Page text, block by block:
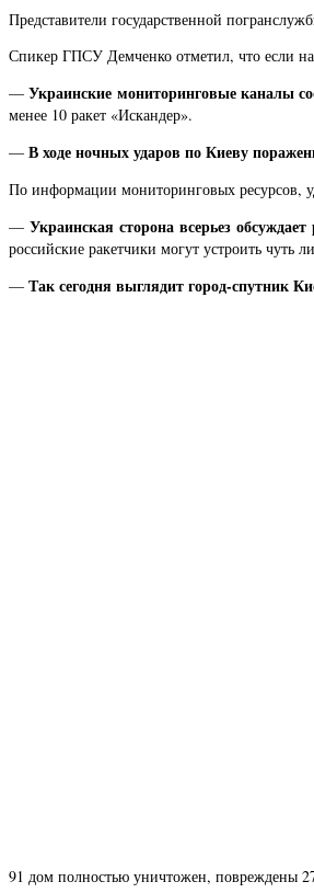
Представители государственной
Спикер ГПСУ Демченко отметил, что если
— Украинские мониторинговые каналы
менее 10 ракет «Искандер».
— В ходе ночных ударов по Киеву
По информации мониторинговых ресурсов,
— Украинская сторона всерьез
российские ракетчики могут устроить
— Так сегодня выглядит город-спутник
91 дом полностью уничтожен, повреждены